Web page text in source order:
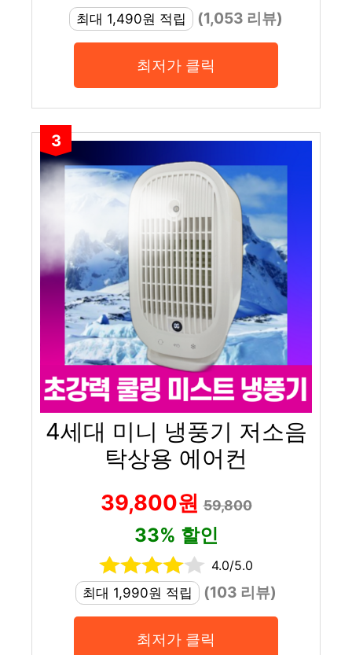
최대 1,490원 적립
(1,053 리뷰)
최저가 클릭
3
4세대 미니 냉풍기 저소음
탁상용 에어컨
39,800원59,800
33% 할인
4.0/5.0
최대 1,990원 적립
(103 리뷰)
최저가 클릭